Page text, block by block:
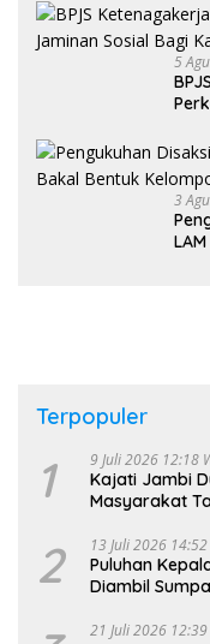
5
3
Terpopuler
1 9 Juli 2026 12:18
Kajati Jambi
Masyarakat
2 13 Juli 2026 14:52
Puluhan
Diambil
21 Juli 2026 12:39